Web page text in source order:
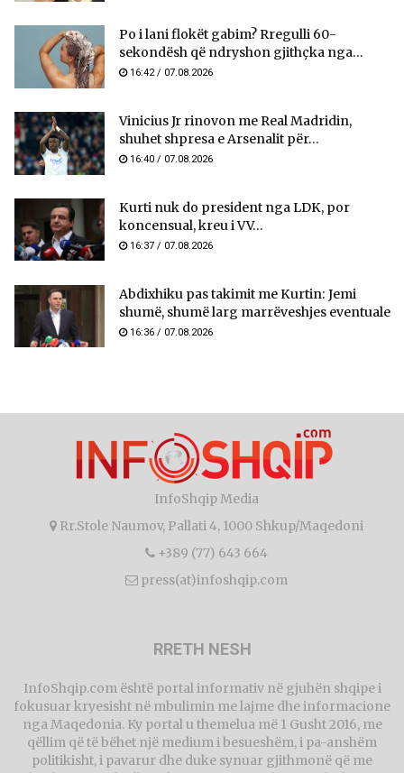
Po i lani flokët gabim? Rregulli 60-
sekondësh që ndryshon gjithçka nga...
16:42 / 07.08.2026
Vinicius Jr rinovon me Real Madridin,
shuhet shpresa e Arsenalit për...
16:40 / 07.08.2026
Kurti nuk do president nga LDK, por
koncensual, kreu i VV...
16:37 / 07.08.2026
Abdixhiku pas takimit me Kurtin: Jemi
shumë, shumë larg marrëveshjes eventuale
16:36 / 07.08.2026
InfoShqip Media
Rr.Stole Naumov, Pallati 4, 1000 Shkup/Maqedoni
+389 (77) 643 664
press(at)infoshqip.com
RRETH NESH
InfoShqip.com është portal informativ në gjuhën shqipe i
fokusuar kryesisht në mbulimin me lajme dhe informacione
nga Maqedonia. Ky portal u themelua më 1 Gusht 2016, me
qëllim që të bëhet një medium i besueshëm, i pa-anshëm
politikisht, i pavarur dhe duke synuar gjithmonë që me